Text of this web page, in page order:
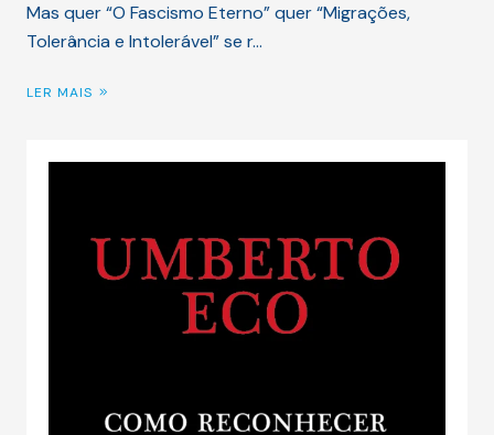
Mas quer “O Fascismo Eterno” quer “Migrações,
Tolerância e Intolerável” se r…
LER MAIS